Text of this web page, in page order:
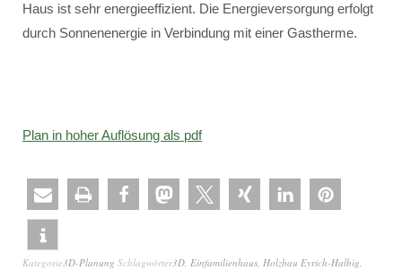
Haus ist sehr energieeffizient. Die Energieversorgung erfolgt
durch Sonnenenergie in Verbindung mit einer Gastherme.
Plan in hoher Auflösung als pdf
Kategorie3D-Planung Schlagwörter3D, Einfamilienhaus, Holzbau Eyrich-Halbig,